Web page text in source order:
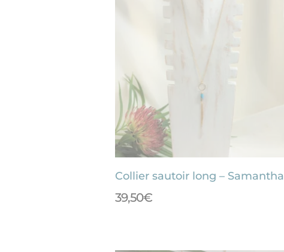
Collier sautoir long – Samantha
39,50€